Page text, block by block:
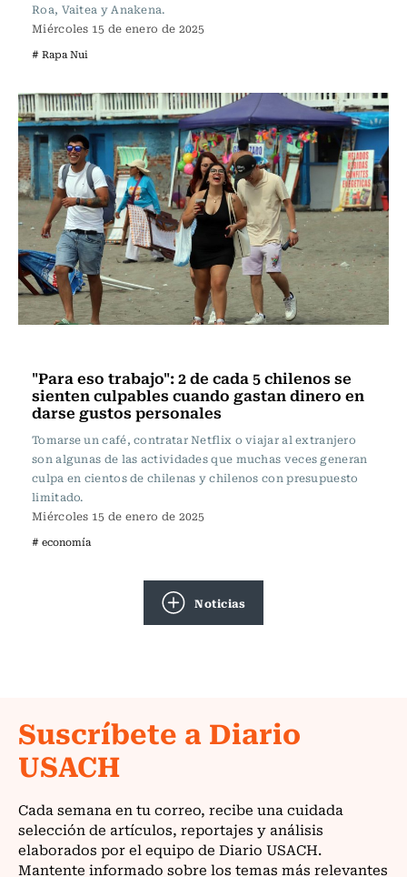
Roa, Vaitea y Anakena.
Miércoles 15 de enero de 2025
# Rapa Nui
"Para eso trabajo": 2 de cada 5 chilenos se
sienten culpables cuando gastan dinero en
darse gustos personales
Tomarse un café, contratar Netflix o viajar al extranjero
son algunas de las actividades que muchas veces generan
culpa en cientos de chilenas y chilenos con presupuesto
limitado.
Miércoles 15 de enero de 2025
# economía
Noticias